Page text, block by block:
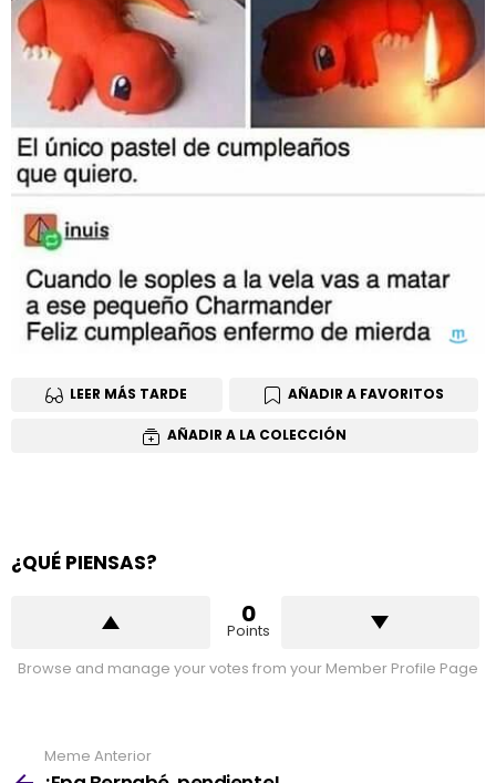
LEER MÁS TARDE AÑADIR A FAVORITOS
AÑADIR A LA COLECCIÓN
¿QUÉ PIENSAS?
0
Points
Browse and manage your votes from your Member Profile Page
Meme Anterior